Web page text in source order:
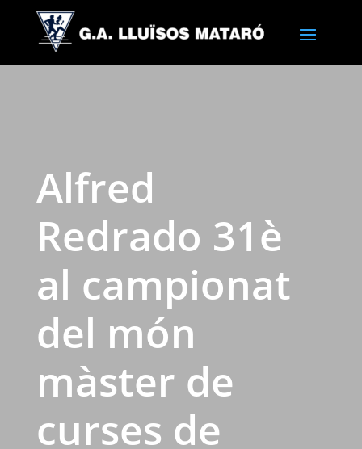
Alfred
Redrado 31è
al campionat
del món
màster de
curses de